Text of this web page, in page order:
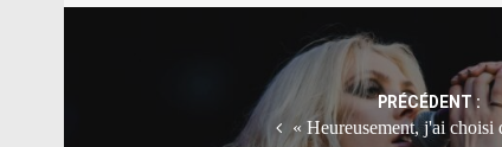
PRÉCÉDENT :
« Heureusement, j'ai choisi